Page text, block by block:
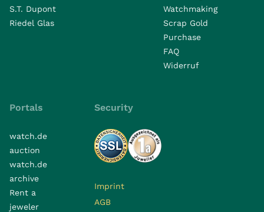
S.T. Dupont
Riedel Glas
Watchmaking
Scrap Gold
Purchase
FAQ
Widerruf
Portals
watch.de
auction
watch.de
archive
Rent a
jeweler
Security
Imprint
AGB